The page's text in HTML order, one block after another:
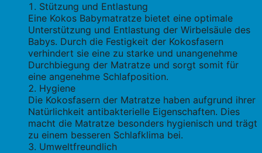
Stützung und Entlastung
Eine Kokos Babymatratze bietet eine optimale
Unterstützung und Entlastung der Wirbelsäule des
Babys. Durch die Festigkeit der Kokosfasern
verhindert sie eine zu starke und unangenehme
Durchbiegung der Matratze und sorgt somit für
eine angenehme Schlafposition.
Hygiene
Die Kokosfasern der Matratze haben aufgrund ihrer
Natürlichkeit antibakterielle Eigenschaften. Dies
macht die Matratze besonders hygienisch und trägt
zu einem besseren Schlafklima bei.
Umweltfreundlich